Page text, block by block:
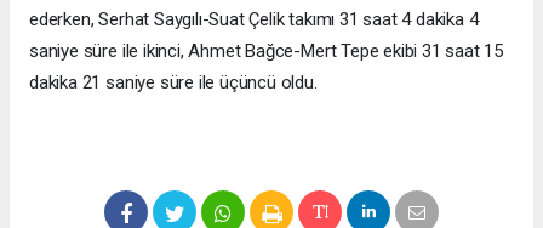
ederken, Serhat Saygılı-Suat Çelik takımı 31 saat 4 dakika 4
saniye süre ile ikinci, Ahmet Bağce-Mert Tepe ekibi 31 saat 15
dakika 21 saniye süre ile üçüncü oldu.